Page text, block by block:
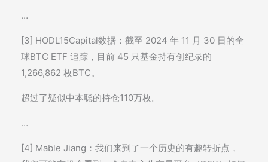
…
[3] HODL15Capital数据：截至 2024 年 11 月 30 日的全
球BTC ETF 追踪，目前 45 只基金持有创纪录的
1,266,862 枚BTC。
超过了疑似中本聪的持仓110万枚。
…
[4] Mable Jiang：我们来到了一个历史的有趣转折点，